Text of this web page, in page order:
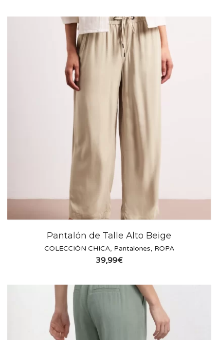
Pantalón de Talle Alto Beige
COLECCIÓN CHICA, Pantalones, ROPA
39,99€